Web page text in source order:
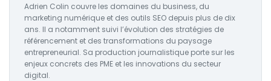
Adrien Colin couvre les domaines du business, du
marketing numérique et des outils SEO depuis plus de dix
ans. Il a notamment suivi l’évolution des stratégies de
référencement et des transformations du paysage
entrepreneurial. Sa production journalistique porte sur les
enjeux concrets des PME et les innovations du secteur
digital.